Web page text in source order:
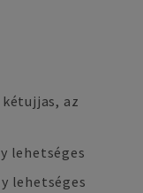
az
lehetséges
lehetséges